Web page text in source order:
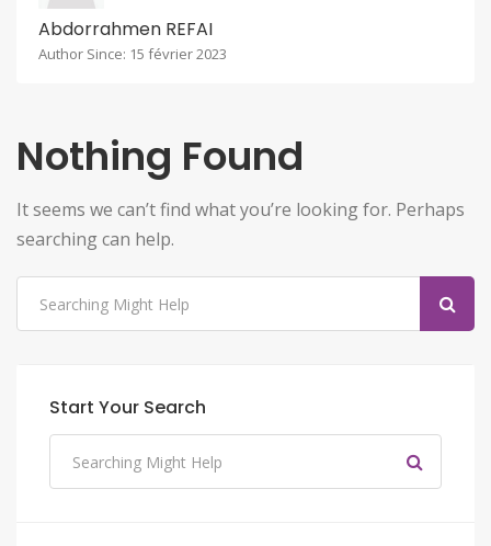
Abdorrahmen REFAI
Author Since: 15 février 2023
Nothing Found
It seems we can’t find what you’re looking for. Perhaps
searching can help.
Start Your Search